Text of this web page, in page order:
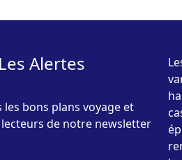
Alertes
bons plans voyage et
lecteurs de notre newsletter